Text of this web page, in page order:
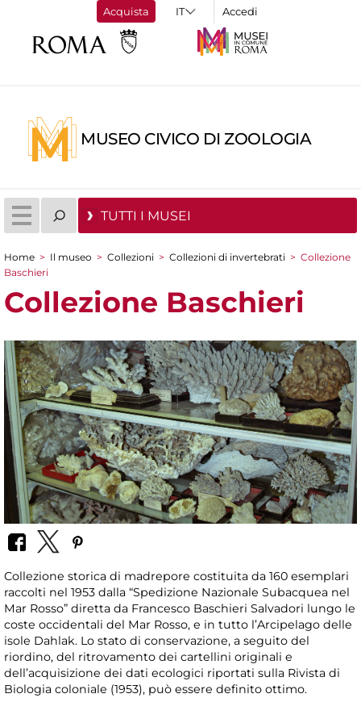
Acquista Accedi
MUSEO CIVICO DI ZOOLOGIA
TUTTI I MUSEI
Tu sei qui
Home > Il museo > Collezioni > Collezioni di invertebrati > Collezione
Baschieri
Collezione Baschieri
Collezione storica di madrepore costituita da 160 esemplari
raccolti nel 1953 dalla “Spedizione Nazionale Subacquea nel
Mar Rosso” diretta da Francesco Baschieri Salvadori lungo le
coste occidentali del Mar Rosso, e in tutto l’Arcipelago delle
isole Dahlak. Lo stato di conservazione, a seguito del
riordino, del ritrovamento dei cartellini originali e
dell’acquisizione dei dati ecologici riportati sulla Rivista di
Biologia coloniale (1953), può essere definito ottimo.